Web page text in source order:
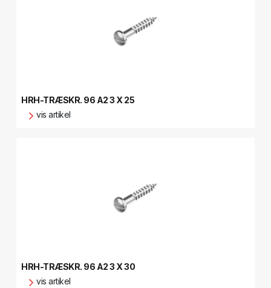
HRH-TRÆSKR. 96 A2 3 X 25
vis artikel
HRH-TRÆSKR. 96 A2 3 X 30
vis artikel